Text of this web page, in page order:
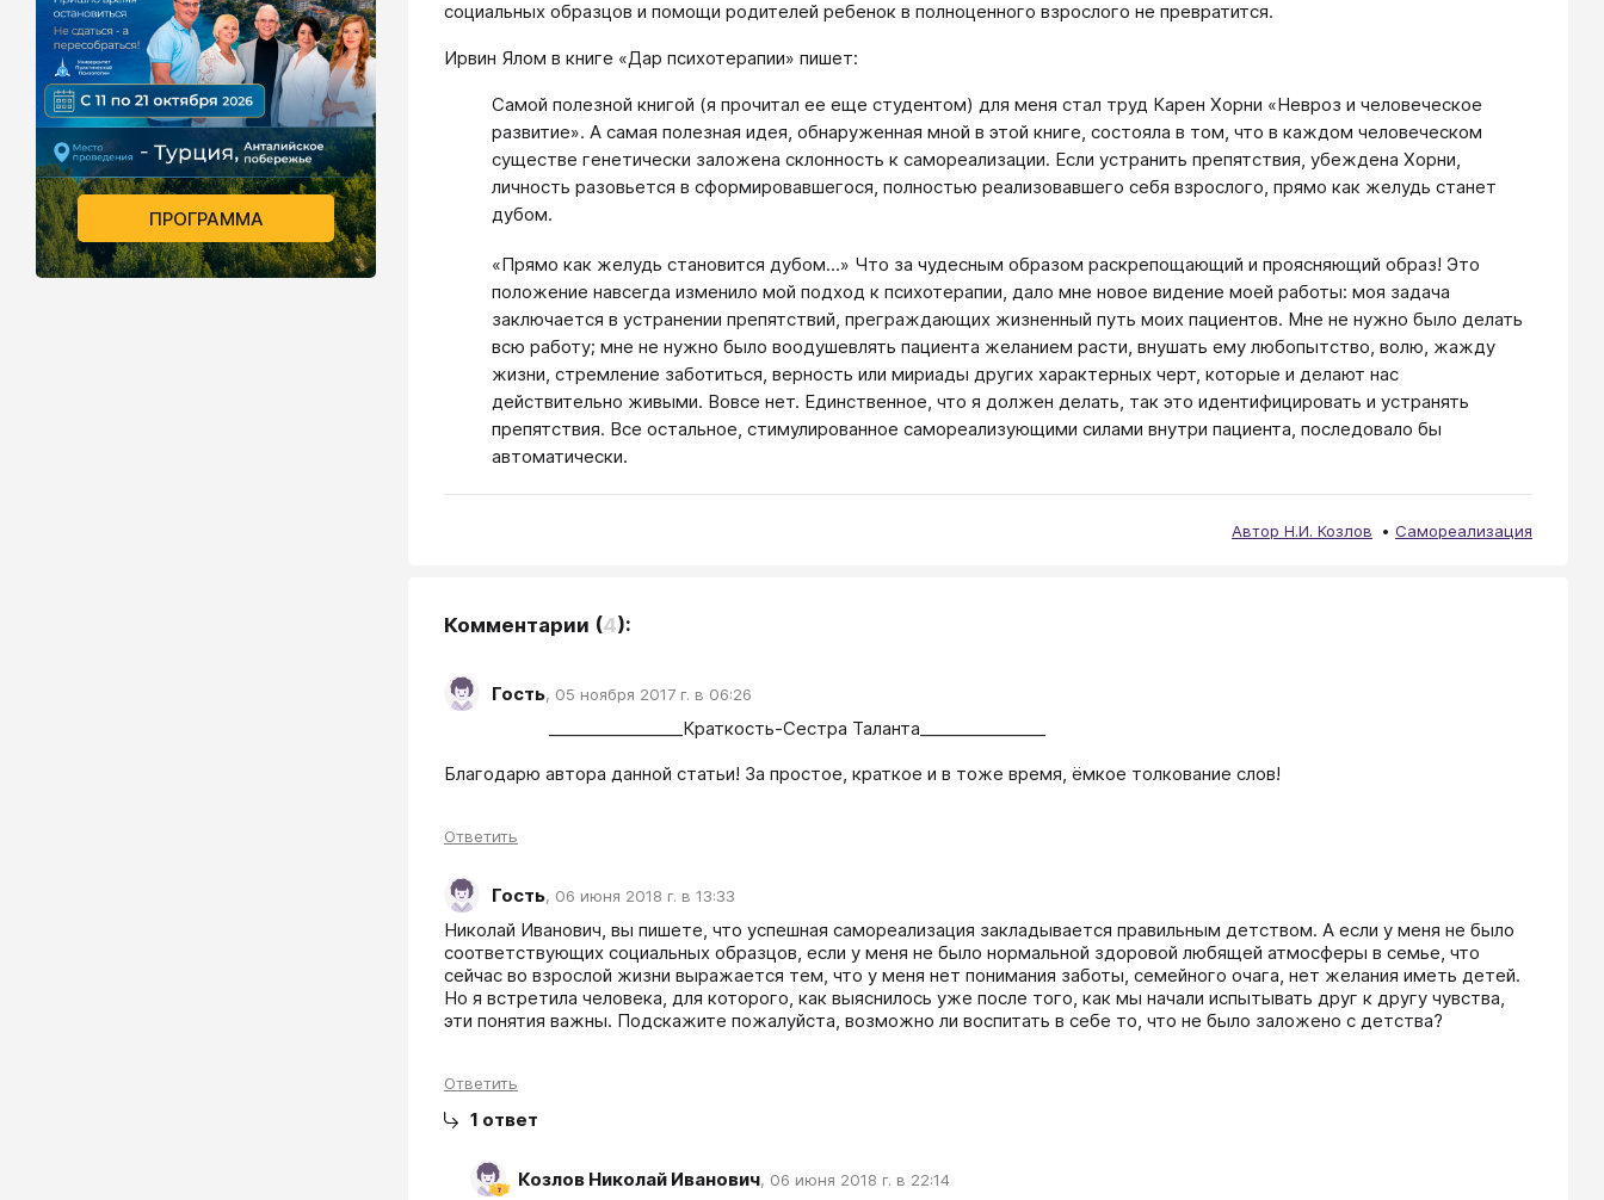
социальных образцов и помощи родителей ребенок в полноценного взрослого не превратится.
Ирвин Ялом в книге «Дар психотерапии» пишет:
Самой полезной книгой (я прочитал ее еще студентом) для меня стал труд Карен Хорни «Невроз и человеческое
развитие». А самая полезная идея, обнаруженная мной в этой книге, состояла в том, что в каждом человеческом
существе генетически заложена склонность к самореализации. Если устранить препятствия, убеждена Хорни,
личность разовьется в сформировавшегося, полностью реализовавшего себя взрослого, прямо как желудь станет
дубом.
«Прямо как желудь становится дубом...» Что за чудесным образом раскрепощающий и проясняющий образ! Это
положение навсегда изменило мой подход к психотерапии, дало мне новое видение моей работы: моя задача
заключается в устранении препятствий, преграждающих жизненный путь моих пациентов. Мне не нужно было делать
всю работу; мне не нужно было воодушевлять пациента желанием расти, внушать ему любопытство, волю, жажду
жизни, стремление заботиться, верность или мириады других характерных черт, которые и делают нас
действительно живыми. Вовсе нет. Единственное, что я должен делать, так это идентифицировать и устранять
препятствия. Все остальное, стимулированное самореализующими силами внутри пациента, последовало бы
автоматически.
Автор Н.И. Козлов Самореализация
Комментарии (4):
Гость, 05 ноября 2017 г. в 06:26
Благодарю автора данной статьи! За простое, краткое и в тоже время, ёмкое толкование слов!
Ответить
Гость, 06 июня 2018 г. в 13:33
Николай Иванович, вы пишете, что успешная самореализация закладывается правильным детством. А если у меня не было
соответствующих социальных образцов, если у меня не было нормальной здоровой любящей атмосферы в семье, что
сейчас во взрослой жизни выражается тем, что у меня нет понимания заботы, семейного очага, нет желания иметь детей.
Но я встретила человека, для которого, как выяснилось уже после того, как мы начали испытывать друг к другу чувства,
эти понятия важны. Подскажите пожалуйста, возможно ли воспитать в себе то, что не было заложено с детства?
Ответить
1 ответ
Козлов Николай Иванович, 06 июня 2018 г. в 22:14
ПРОГРАММА